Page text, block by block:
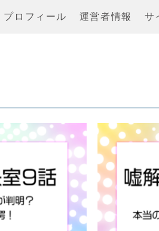
プロフィール 運営者情報 サ